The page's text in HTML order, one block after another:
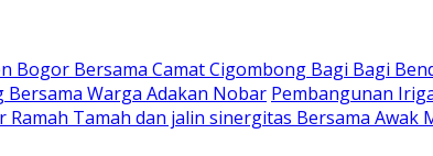
Bogor Bersama Camat Cigombong Bagi Bagi
Warga Adakan Nobar Pembangunan
Tamah dan jalin sinergitas Bersama Awak